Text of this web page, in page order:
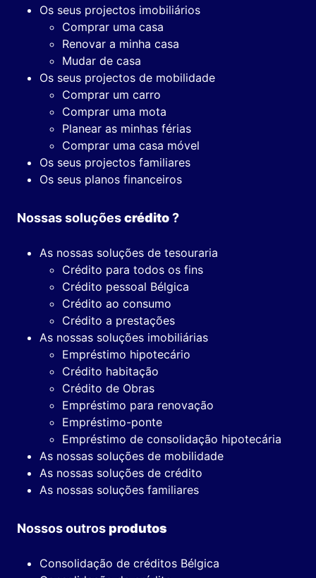
Os seus projectos imobiliários
Comprar uma casa
Renovar a minha casa
Mudar de casa
Os seus projectos de mobilidade
Comprar um carro
Comprar uma mota
Planear as minhas férias
Comprar uma casa móvel
Os seus projectos familiares
Os seus planos financeiros
Nossas soluçõescrédito?
As nossas soluções de tesouraria
Crédito para todos os fins
Crédito pessoal Bélgica
Crédito ao consumo
Crédito a prestações
As nossas soluções imobiliárias
Empréstimo hipotecário
Crédito habitação
Crédito de Obras
Empréstimo para renovação
Empréstimo-ponte
Empréstimo de consolidação hipotecária
As nossas soluções de mobilidade
As nossas soluções de crédito
As nossas soluções familiares
Nossos outrosprodutos
Consolidação de créditos Bélgica